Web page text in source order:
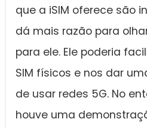
que a iSIM oferece são
dá mais razão para
para ele. Ele poderia
SIM físicos e nos dar
de usar redes 5G. No
houve uma